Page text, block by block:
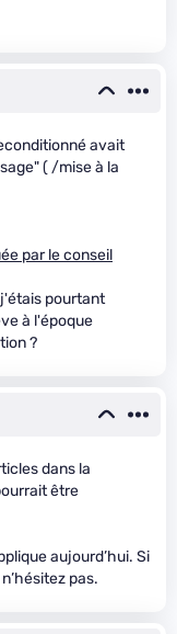
avait
( /mise à la
par le conseil
pourtant
à l'époque
?
dans la
être
aujourd’hui. Si
pas.